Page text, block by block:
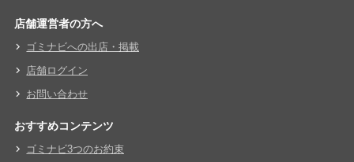
店舗運営者の方へ
ゴミナビへの出店・掲載
店舗ログイン
お問い合わせ
おすすめコンテンツ
ゴミナビ3つのお約束